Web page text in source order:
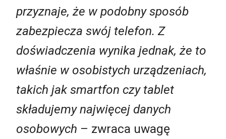
przyznaje, że w podobny sposób
zabezpiecza swój telefon. Z
doświadczenia wynika jednak, że to
właśnie w osobistych urządzeniach,
takich jak smartfon czy tablet
składujemy najwięcej danych
osobowych – zwraca uwagę